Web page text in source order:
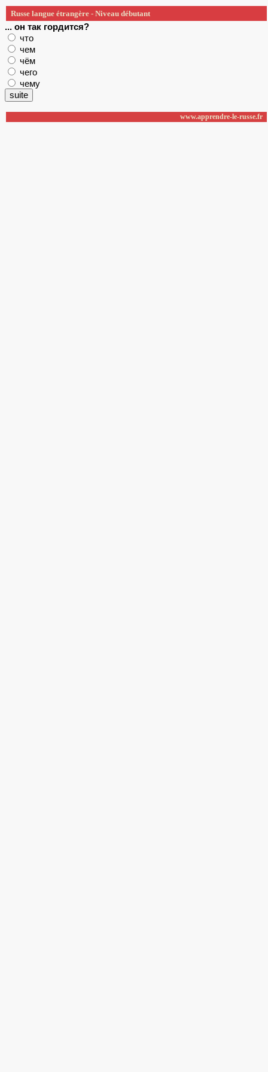
Russe langue étrangère - Niveau débutant
... он так гордится?
что
чем
чём
чего
чему
www.apprendre-le-russe.fr